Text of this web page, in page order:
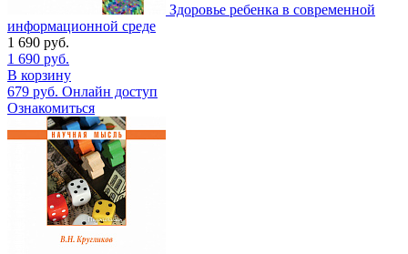
Здоровье ребенка в современной
информационной среде
1 690 руб.
1 690 руб.
В корзину
679 руб. Онлайн доступ
Ознакомиться